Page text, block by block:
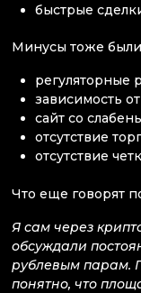
быстрые
Минусы тоже
регуляторные
зависимость
сайт со
отсутствие
отсутствие
Что еще говорят
Я сам через
обсуждали
рублевым парам.
понятно, что